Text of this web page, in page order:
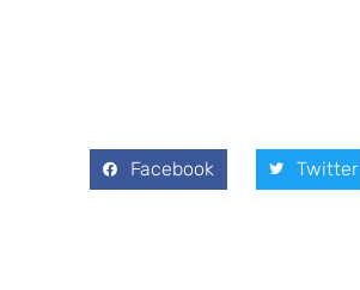
Facebook Twitter